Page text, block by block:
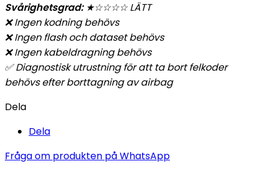
Svårighetsgrad:★☆☆☆☆ LÄTT
❌ Ingen kodning behövs
❌ Ingen flash och dataset behövs
❌Ingen kabeldragning behövs
✅ Diagnostisk utrustning för att ta bort felkoder
behövs efter borttagning av airbag
Dela
Dela
Fråga om produkten på WhatsApp